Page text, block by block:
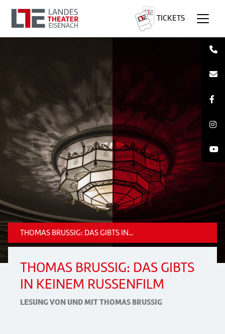
TICKETS
THOMAS BRUSSIG: DAS GIBTS IN...
THOMAS BRUSSIG: DAS GIBTS
IN KEINEM RUSSENFILM
LESUNG VON UND MIT THOMAS BRUSSIG